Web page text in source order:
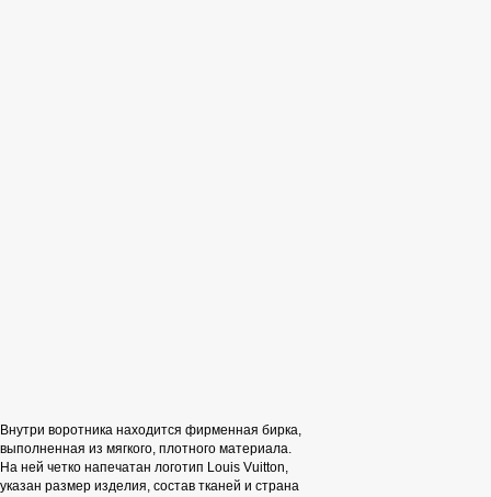
Внутри воротника находится фирменная бирка,
выполненная из мягкого, плотного материала.
На ней четко напечатан логотип Louis Vuitton,
указан размер изделия, состав тканей и страна